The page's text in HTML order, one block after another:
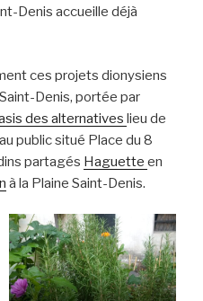
Denis accueille déjà
ces projets dionysiens
Denis, portée par
des alternatives lieu de
public situé Place du 8
partagés Haguette en
à la Plaine Saint-Denis.